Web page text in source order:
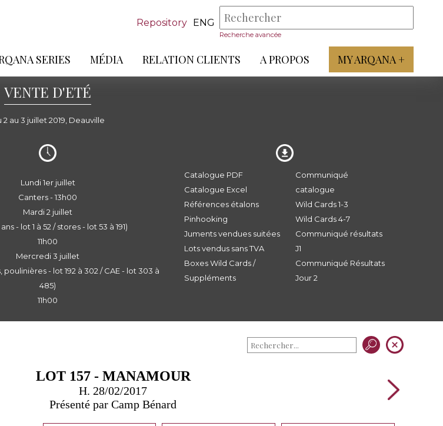
Repository ENG
Recherche avancée
SERIES MÉDIA RELATION CLIENTS A PROPOS MY ARQANA +
VENTE D'ETÉ
2 au 3 juillet 2019, Deauville
Lundi 1er juillet
Canters - 13h00
Mardi 2 juillet
- lot 1 à 52 / stores - lot 53 à 191)
11h00
Mercredi 3 juillet
- lot 192 à 302 / CAE - lot 303 à
485)
11h00
Catalogue PDF
Catalogue Excel
Références étalons
Pinhooking
Juments vendues suitées
Lots vendus sans TVA
Boxes Wild Cards /
Suppléments
Communiqué
catalogue
Wild Cards 1-3
Wild Cards 4-7
Communiqué résultats
J1
Communiqué Résultats
Jour 2
LOT 157 - MANAMOUR
H. 28/02/2017
Présenté par Camp Bénard